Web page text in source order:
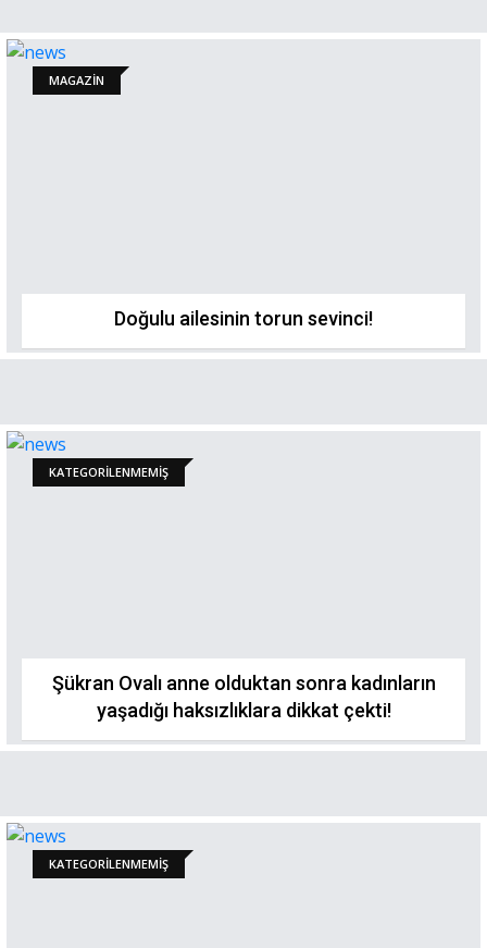
MAGAZİN
Doğulu ailesinin torun sevinci!
KATEGORILENMEMIŞ
Şükran Ovalı anne olduktan sonra kadınların
yaşadığı haksızlıklara dikkat çekti!
KATEGORILENMEMIŞ